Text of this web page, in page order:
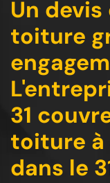
Un
toiture
31
toiture à
dans le